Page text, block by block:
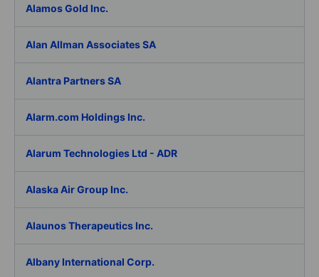
Alamos Gold Inc.
Alan Allman Associates SA
Alantra Partners SA
Alarm.com Holdings Inc.
Alarum Technologies Ltd - ADR
Alaska Air Group Inc.
Alaunos Therapeutics Inc.
Albany International Corp.